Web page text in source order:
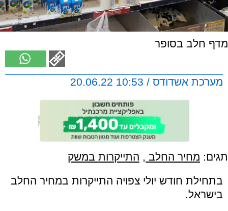
מדף חלב בסופר
מערכת אשדודס / 10:53 20.06.22
תגים: מחיר החלב , התייקרות במשק
בתחילת חודש יולי צפויה התייקרות במחיר החלב
בישראל.